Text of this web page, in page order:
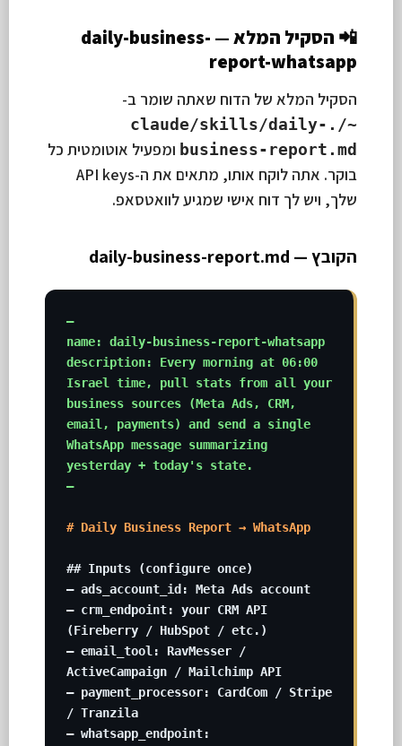
📲 הסקיל המלא — daily-business-
report-whatsapp
הסקיל המלא של הדוח שאתה שומר ב-
~/.claude/skills/daily-
business-report.md ומפעיל אוטומטית כל
בוקר. אתה לוקח אותו, מתאים את ה-API keys
שלך, ויש לך דוח אישי שמגיע לוואטסאפ.
הקובץ — daily-business-report.md
—
name: daily-business-report-whatsapp
description: Every morning at 06:00
Israel time, pull stats from all your
business sources (Meta Ads, CRM,
email, payments) and send a single
WhatsApp message summarizing
yesterday + today's state.
—
# Daily Business Report → WhatsApp
## Inputs (configure once)
– ads_account_id: Meta Ads account
– crm_endpoint: your CRM API
(Fireberry / HubSpot / etc.)
– email_tool: RavMesser /
ActiveCampaign / Mailchimp API
– payment_processor: CardCom / Stripe
/ Tranzila
– whatsapp_endpoint: